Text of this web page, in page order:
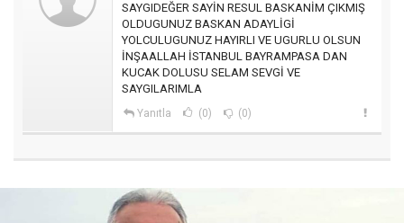
SAYGIDEĞER SAYİN RESUL BASKANİM ÇIKMIŞ
OLDUGUNUZ BASKAN ADAYLİGİ
YOLCULUGUNUZ HAYIRLI VE UGURLU OLSUN
İNŞAALLAH İSTANBUL BAYRAMPASA DAN
KUCAK DOLUSU SELAM SEVGİ VE
SAYGILARIMLA
Yanıtla (0) (0)